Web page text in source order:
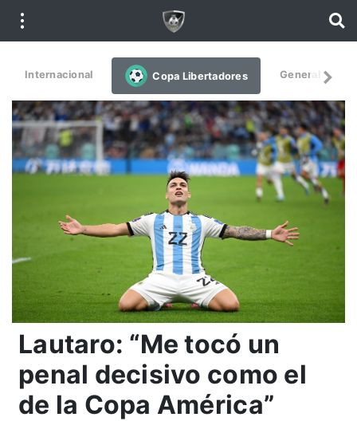
Internacional Copa Libertadores General
Lautaro: “Me tocó un
penal decisivo como el
de la Copa América”